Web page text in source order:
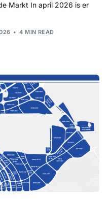
Markt In april 2026 is er
4 MIN READ